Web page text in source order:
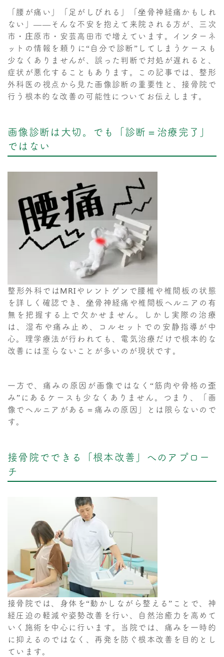
「腰が痛い」「足がしびれる」「坐骨神経痛かもしれ
ない」——そんな不安を抱えて来院される方が、三次
市・庄原市・安芸高田市で増えています。インターネ
ットの情報を頼りに“自分で診断”してしまうケースも
少なくありませんが、誤った判断で対処が遅れると、
症状が悪化することもあります。この記事では、整形
外科医の視点から見た画像診断の重要性と、接骨院で
行う根本的な改善の可能性についてお伝えします。
画像診断は大切。でも「診断＝治療完了」
ではない
整形外科ではMRIやレントゲンで腰椎や椎間板の状態
を詳しく確認でき、坐骨神経痛や椎間板ヘルニアの有
無を把握する上で欠かせません。しかし実際の治療
は、湿布や痛み止め、コルセットでの安静指導が中
心。理学療法が行われても、電気治療だけで根本的な
改善には至らないことが多いのが現状です。
一方で、痛みの原因が画像ではなく“筋肉や骨格の歪
み”にあるケースも少なくありません。つまり、「画
像でヘルニアがある＝痛みの原因」とは限らないので
す。
接骨院でできる「根本改善」へのアプロー
チ
接骨院では、身体を“動かしながら整える”ことで、神
経圧迫の軽減や姿勢改善を行い、自然治癒力を高めて
いく施術を中心に行います。当院では、痛みを一時的
に抑えるのではなく、再発を防ぐ根本改善を目的とし
ています。